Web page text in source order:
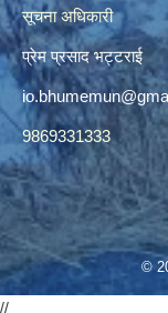
सूचना अधिकारी
प्रेम प्रसाद भट्टराई
9869331333
©
//